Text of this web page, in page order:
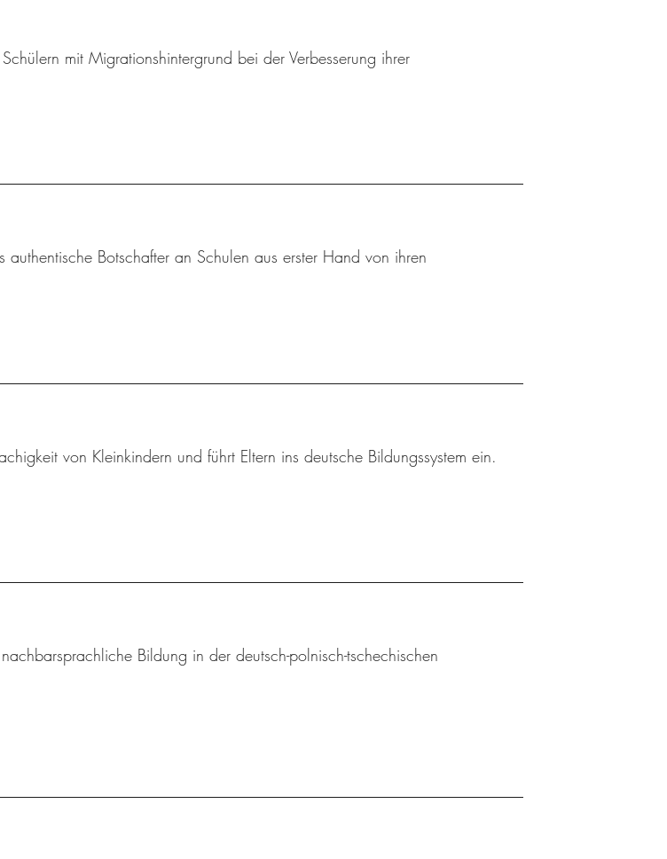
mit Migrationshintergrund bei der Verbesserung ihrer
Botschafter an Schulen aus erster Hand von ihren
von Kleinkindern und führt Eltern ins deutsche Bildungssystem ein.
Bildung in der deutsch-polnisch-tschechischen